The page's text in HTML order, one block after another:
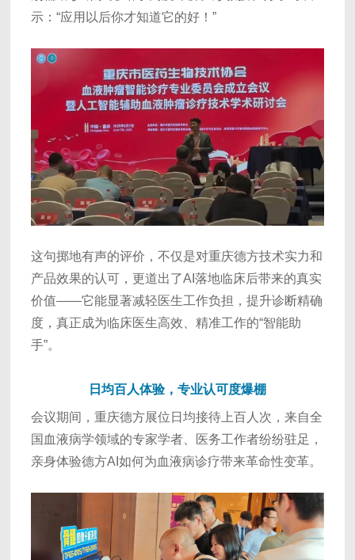
示：“应用以后你才知道它的好！”
这句掷地有声的评价，不仅是对重庆德方技术实力和
产品效果的认可，更道出了AI落地临床后带来的真实
价值——它能显著减轻医生工作负担，提升诊断精确
度，真正成为临床医生高效、精准工作的“智能助
手”。
日均百人体验，专业认可度爆棚
会议期间，重庆德方展位日均接待上百人次，来自全
国血液病学领域的专家学者、医务工作者纷纷驻足，
亲身体验德方AI如何为血液病诊疗带来革命性变革。